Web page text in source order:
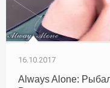
16.10.2017
Always Alone: